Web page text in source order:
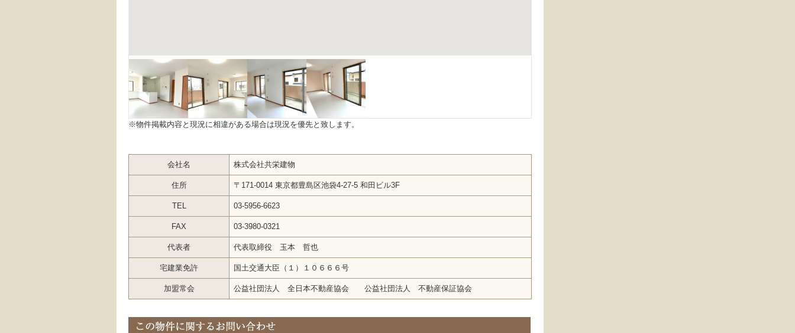
※物件掲載内容と現況に相違がある場合は現況を優先と致します。
会社名 株式会社共栄建物
住所 〒171-0014 東京都豊島区池袋4-27-5 和田ビル3F
TEL 03-5956-6623
FAX 03-3980-0321
代表者 代表取締役 玉本 哲也
宅建業免許 国土交通大臣（１）１０６６６号
加盟常会 公益社団法人 全日本不動産協会 公益社団法人 不動産保証協会